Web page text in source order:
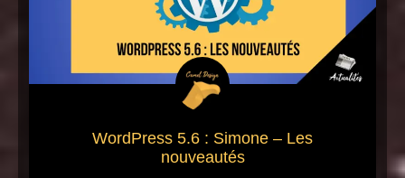
WordPress 5.6 : Simone – Les
nouveautés